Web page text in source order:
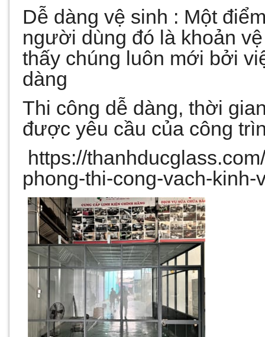
Dễ dàng vệ sinh : Một
người dùng đó là khoản
thấy chúng luôn mới bởi
dàng
Thi công dễ dàng, thời
được yêu cầu của công
https://
phong-thi-cong-vach-kinh-